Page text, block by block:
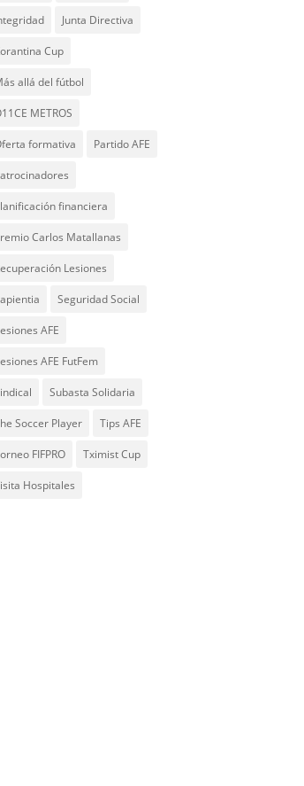
Junta Directiva
Cup
allá del fútbol
METROS
formativa Partido AFE
financiera
Carlos Matallanas
Lesiones
Seguridad Social
AFE
AFE FutFem
Subasta Solidaria
Soccer Player Tips AFE
FIFPRO Tximist Cup
Hospitales